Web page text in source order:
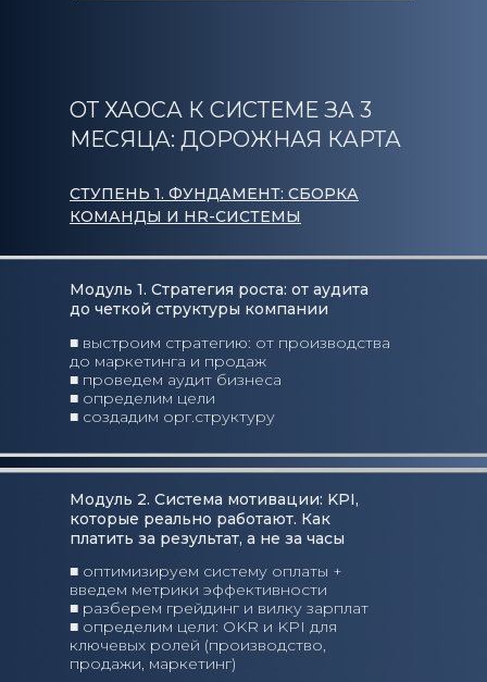
люди нужны в команду,
правильно ставить цели
и КРІ
Собственник текстильной
фабрики
Курс очень, очень
крутой! Очень
ёмкий, классный
“HARVEX”
Руслан Гусейнов
Курс-практикум «HR под
ключ» — это ускоритель
для развития компании!
Собственник, компании СКГАЗ
Алексей Иванов
ОТ ХАОСА К СИСТЕМЕ ЗА 3
МЕСЯЦА: ДОРОЖНАЯ КАРТА
СТУПЕНЬ 1. ФУНДАМЕНТ: СБОРКА
КОМАНДЫ И HR-СИСТЕМЫ
Модуль 1. Стратегия роста: от аудита
до четкой структуры компании
■ выстроим стратегию: от производства
до маркетинга и продаж
■ проведем аудит бизнеса
■ определим цели
■ создадим орг.структуру
Модуль 2. Система мотивации: KPI,
которые реально работают. Как
платить за результат, а не за часы
■ оптимизируем систему оплаты +
введем метрики эффективности
■ разберем грейдинг и вилку зарплат
■ определим цели: OKR и KPI для
ключевых ролей (производство,
продажи, маркетинг)